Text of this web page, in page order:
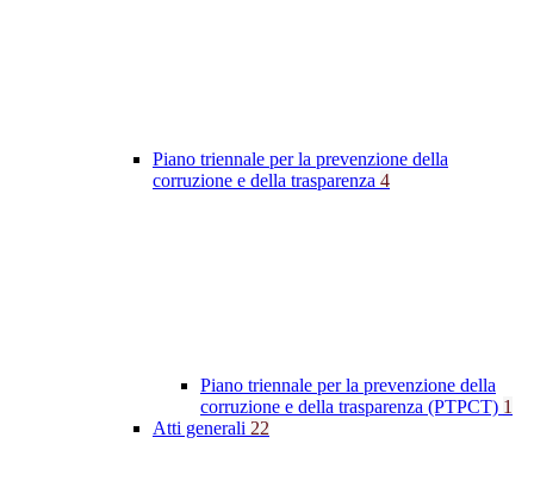
Piano triennale per la prevenzione della
corruzione e della trasparenza 4
Piano triennale per la prevenzione della
corruzione e della trasparenza (PTPCT) 1
Atti generali 22